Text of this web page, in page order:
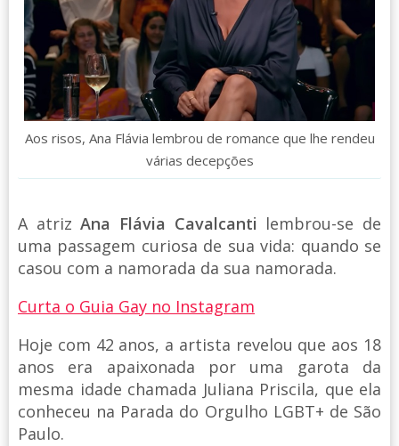
Aos risos, Ana Flávia lembrou de romance que lhe rendeu
várias decepções
A atrizAna Flávia Cavalcanti lembrou-se de
uma passagem curiosa de sua vida: quando se
casou com a namorada da sua namorada.
Curta o Guia Gay no Instagram
Hoje com 42 anos, a artista revelou que aos 18
anos era apaixonada por uma garota da
mesma idade chamada Juliana Priscila, que ela
conheceu na Parada do Orgulho LGBT+ de São
Paulo.